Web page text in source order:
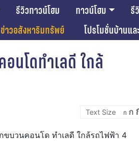
รีวิวทาวน์โฮม ทาวน์โฮม รี
ข่าวอสังหาริมทรัพย์ โปรโมชั่นบ้านแล
นโดทำเลดี ใกล้
กfont
size.
ก
ขบวนคอนโด ทำเลดี ใกล้รถไฟฟ้า 4